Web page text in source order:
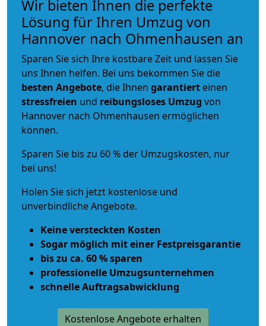
Wir bieten Ihnen die perfekte
Lösung für Ihren Umzug von
Hannover nach Ohmenhausen an
Sparen Sie sich Ihre kostbare Zeit und lassen Sie
uns Ihnen helfen. Bei uns bekommen Sie die
besten Angebote, die Ihnen garantiert einen
stressfreien und reibungsloses Umzug von
Hannover nach Ohmenhausen ermöglichen
können.
Sparen Sie bis zu 60 % der Umzugskosten, nur
bei uns!
Holen Sie sich jetzt kostenlose und
unverbindliche Angebote.
Keine versteckten Kosten
Sogar möglich mit einer Festpreisgarantie
bis zu ca. 60 % sparen
professionelle Umzugsunternehmen
schnelle Auftragsabwicklung
Kostenlose Angebote erhalten